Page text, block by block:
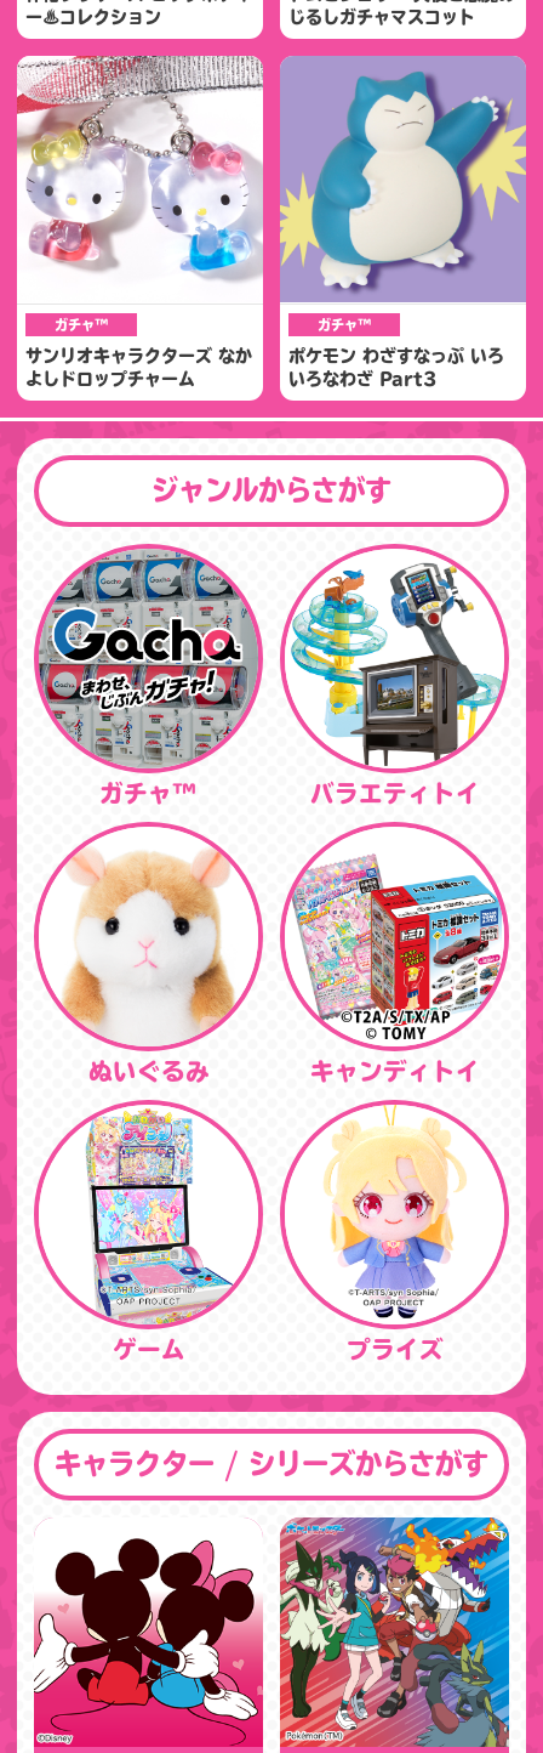
ー♨コレクション
じるしガチャマスコット
ガチャ™
サンリオキャラクターズ なか
よしドロップチャーム
ガチャ™
ポケモン わざすなっぷ いろ
いろなわざ Part3
ジャンルからさがす
ガチャ™ バラエティトイ
ぬいぐるみ キャンディトイ
ゲーム プライズ
キャラクター / シリーズからさがす